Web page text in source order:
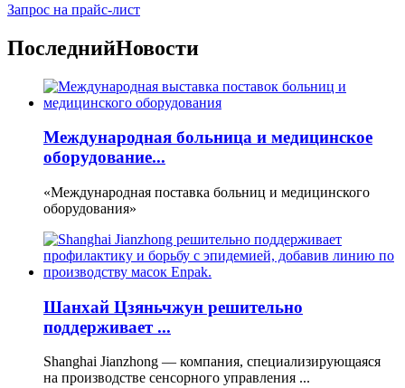
Запрос на прайс-лист
ПоследнийНовости
Международная больница и медицинское
оборудование...
«Международная поставка больниц и медицинского
оборудования»
Шанхай Цзяньчжун решительно
поддерживает ...
Shanghai Jianzhong — компания, специализирующаяся
на производстве сенсорного управления ...